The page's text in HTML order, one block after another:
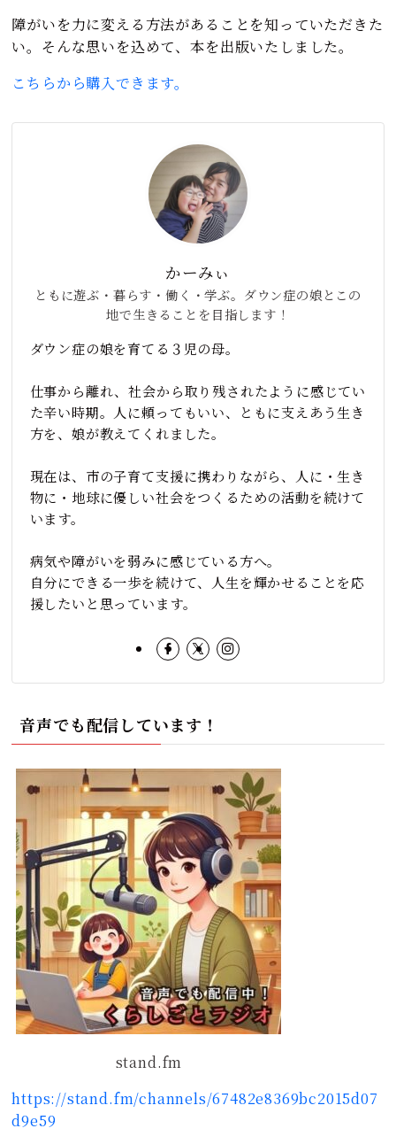
障がいを力に変える方法があることを知っていただきた
い。そんな思いを込めて、本を出版いたしました。
こちらから購入できます。
かーみぃ
ともに遊ぶ・暮らす・働く・学ぶ。ダウン症の娘とこの
地で生きることを目指します！
ダウン症の娘を育てる３児の母。
仕事から離れ、社会から取り残されたように感じてい
た辛い時期。人に頼ってもいい、ともに支えあう生き
方を、娘が教えてくれました。
現在は、市の子育て支援に携わりながら、人に・生き
物に・地球に優しい社会をつくるための活動を続けて
います。
病気や障がいを弱みに感じている方へ。
自分にできる一歩を続けて、人生を輝かせることを応
援したいと思っています。
音声でも配信しています！
stand.fm
https://stand.fm/channels/67482e8369bc2015d07
d9e59